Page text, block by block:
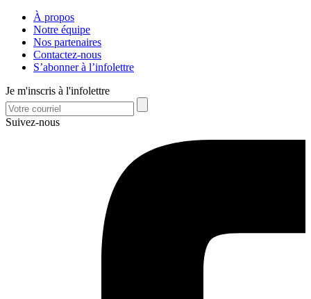
À propos
Notre équipe
Nos partenaires
Contactez-nous
S’abonner à l’infolettre
Je m'inscris à l'infolettre
Suivez-nous